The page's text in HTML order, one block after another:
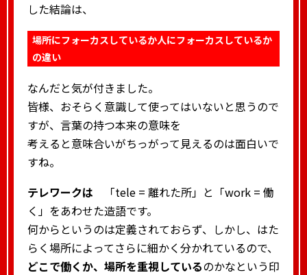
した結論は、
場所にフォーカスしているか人にフォーカスしているか
の違い
なんだと気が付きました。
皆様、おそらく意識して使ってはいないと思うので
すが、言葉の持つ本来の意味を
考えると意味合いがちっがって見えるのは面白いで
すね。
テレワークは 「tele = 離れた所」と「work = 働
く」をあわせた造語です。
何からというのは定義されておらず、しかし、はた
らく場所によってさらに細かく分かれているので、
どこで働くか、場所を重視しているのかなという印